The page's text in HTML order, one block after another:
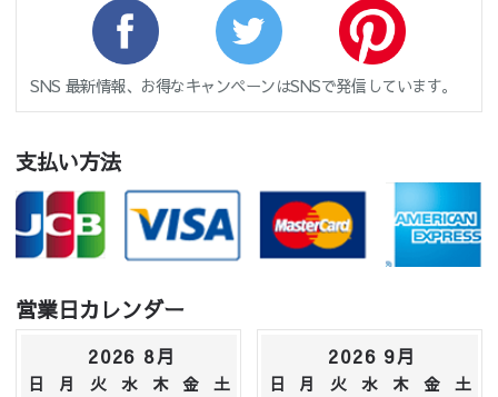
SNS 最新情報、お得なキャンペーンはSNSで発信しています。
支払い方法
営業日カレンダー
2026 8月
日 月 火 水 木 金
土
2026 9月
日 月 火 水 木 金
土